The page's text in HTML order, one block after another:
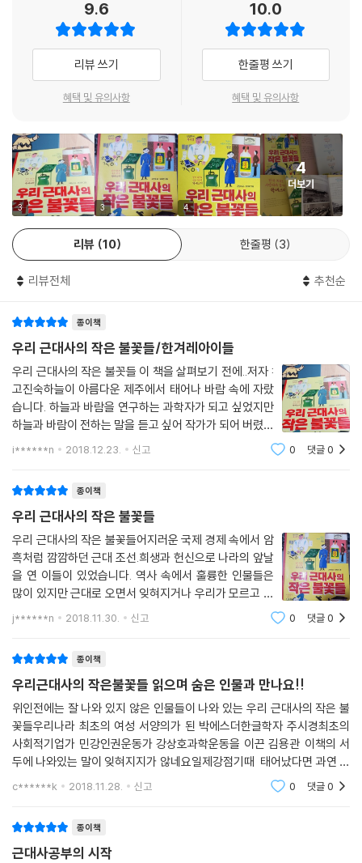
가로 발돋움하기 위해 오늘날의 과학 박람회 같은 행사가 열리기도 했습니
다. 그곳에는 공업국가를 꿈꾸는 김용관이 자동차들의 행렬을 바라보고 있
었습니다.
대한제국 시대는 밖으로는 외세가, 안에서는 평등과 지식을 바탕으로 더
우리 근대 인물들의 이야기를 듣다 보면 그 열기를 느낄 수 있습니다. 이들
의 헌신으로 우리는 자유롭고 평등한 세상에서 인간의 존엄한 권리를 지킬
수 있게 됐습니다. 앞선 세대는 불평등과 차별에 맞서 싸워 왔고 민주주의,
인권, 평화와 같은 가치를 위해 헌신했습니다. 작가는 책을 읽는 어린이들
이 그들의 헌신을 기억하고 가치를 함께 실천하기를 바라며 이 책을 썼습
니다.
가난했던 아버지는 외국인 선교사집에서 허드렛일을 도왔지만 딸에게만
국인 의사의 통역 일을 하며 약방의 업무도 배웠습니다. 학업을 지지해주
는 남편과 함께 미국으로 건너가서 고등학교부터 시작하였습니다. 일과 공
부을 함께해야 하는 고단한 유학생활이었지만 박에스더는 끝내 의과 대학
을 졸업하고 서양의학을 공부한 최초 여의사가 되었습니다. 귀국 후에는
당나귀를 타고 마을 곳곳을 다니며 병든 사람들을 치료했습니다.
한글학자 주시경
다. 하지만 여전히 한자를 섞어 쓰고 국문은 표기법이 없어 사람들은 자신
사전을 만들었습니다. 우리의 말과 글을 없애려는 일본의 방해에도 보따리
를 들고 다니며 국어 강의를 하였습니다. 우리 민족이라면 누구나 배우고
익히는 평등한 나라의 글, 광복된 나라의 국어가 될 한글을 바로 세운 일을
열혈 청년 주시경이 하였습니다.
최초의 사회적 기업을 만든 민강
등록했습니다. 우리나라 판매상들이 동화약방의 약을 팔아 일본의 제약회
사의 압박에도 살아남을 수 있도록 애썼습니다. 대동청년단에 가입하여 항
일운동을 하고 상해임시정부의 서울 연통부를 동화약방에 두고 비밀리에
독립운동을 했습니다.
인권운동가 강상호
강상호는 옥고를 치루고 나서도 활동을 멈추지 않았습니다. 차별받는 기생
어 사회에서 배제된 백정들의 인권을 위해, 편견을 없애기 위해 평생을 바
쳤습니다.
9.6
리뷰 쓰기
혜택 및 유의사항
10.0
한줄평 쓰기
혜택 및 유의사항
3 3 4
4
더보기
리뷰 10 한줄평 3
리뷰전체 추천순
종이책
우리 근대사의 작은 불꽃들/한겨레아이들
우리 근대사의 작은 불꼿들 이 책을 살펴보기 전에..저자 :
고진숙하늘이 아름다운 제주에서 태어나 바람 속에 자랐
습니다. 하늘과 바람을 연구하는 과학자가 되고 싶었지만
하늘과 바람이 전하는 말을 듣고 싶어 작가가 되어 버렸습
니다. 《이순신을 만든 사람들》을 시작으로 어린이 역사 이
i******n 2018.12.23. 신고 0 댓글0
종이책
우리 근대사의 작은 불꽃들
우리 근대사의 작은 불꽃들어지러운 국제 경제 속에서 암
흑처럼 깜깜하던 근대 조선.희생과 헌신으로 나라의 앞날
을 연 이들이 있었습니다. 역사 속에서 훌륭한 인물들은
많이 있지만 근대로 오면서 잊혀지거나 우리가 모르고 있
는 수많은 불꽃들이 있을 거라 생각이 듭니다.그 중에 짧
지만 불꽃처럼 살다간 희생의 인물들을 알게 되어 그 분들
j******n 2018.11.30. 신고 0 댓글0
종이책
우리근대사의 작은불꽃들 읽으며 숨은 인물과 만나요!!
위인전에는 잘 나와 있지 않은 인물들이 나와 있는 우리 근대사의 작은 불
꽃들우리나라 최초의 여성 서양의가 된 박에스더한글학자 주시경최초의
사회적기업가 민강인권운동가 강상호과학운동을 이끈 김용관 이책의 서
두에 나와있는 말이 잊혀지지가 않네요일제강점기때 태어났다면 과연 이
들처럼 행동했을까??아마..친일파가 되었을지도 몰라요그게 편하게 갈 수
c******k 2018.11.28. 신고 0 댓글0
종이책
근대사공부의 시작